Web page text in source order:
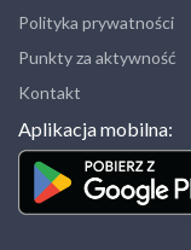
Polityka prywatności
Punkty za aktywność
Kontakt
Aplikacja mobilna: